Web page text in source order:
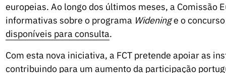
europeias. Ao longo dos últimos meses, a Comissão
informativas sobre o programa Wideninge o
disponíveis para consulta.
Com esta nova iniciativa, a FCT pretende apoiar as
contribuindo para um aumento da participação